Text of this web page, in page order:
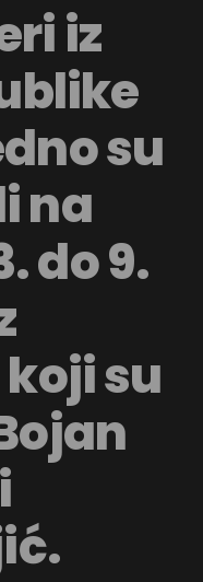
iz
su
na
do 9.
su